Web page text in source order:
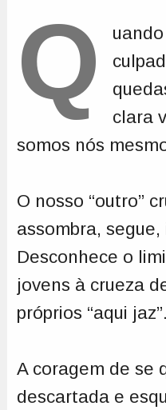
Q
clara
somos nós
O nosso “outro”
assombra,
Desconhece o
jovens à crueza
próprios “aqui jaz”.
A coragem de se
descartada e